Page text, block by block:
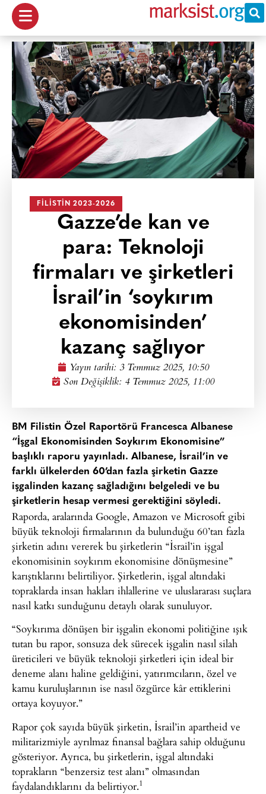
FILISTIN 2023-2026
Gazze’de kan ve
para: Teknoloji
firmaları ve şirketleri
İsrail’in ‘soykırım
ekonomisinden’
kazanç sağlıyor
Yayın tarihi: 3 Temmuz 2025, 10:50
Son Değişiklik: 4 Temmuz 2025, 11:00
BM Filistin Özel Raportörü Francesca Albanese
“İşgal Ekonomisinden Soykırım Ekonomisine”
başlıklı raporu yayınladı. Albanese, İsrail’in ve
farklı ülkelerden 60’dan fazla şirketin Gazze
işgalinden kazanç sağladığını belgeledi ve bu
şirketlerin hesap vermesi gerektiğini söyledi.
Raporda, aralarında Google, Amazon ve Microsoft gibi
büyük teknoloji firmalarının da bulunduğu 60’tan fazla
şirketin adını vererek bu şirketlerin “İsrail’in işgal
ekonomisinin soykırım ekonomisine dönüşmesine”
karıştıklarını belirtiliyor. Şirketlerin, işgal altındaki
topraklarda insan hakları ihlallerine ve uluslararası suçlara
nasıl katkı sunduğunu detaylı olarak sunuluyor.
“Soykırıma dönüşen bir işgalin ekonomi politiğine ışık
tutan bu rapor, sonsuza dek sürecek işgalin nasıl silah
üreticileri ve büyük teknoloji şirketleri için ideal bir
deneme alanı haline geldiğini, yatırımcıların, özel ve
kamu kuruluşlarının ise nasıl özgürce kâr ettiklerini
ortaya koyuyor.”
Rapor çok sayıda büyük şirketin, İsrail’in apartheid ve
militarizmiyle ayrılmaz finansal bağlara sahip olduğunu
gösteriyor. Ayrıca, bu şirketlerin, işgal altındaki
toprakların “benzersiz test alanı” olmasından
faydalandıklarını da belirtiyor.1